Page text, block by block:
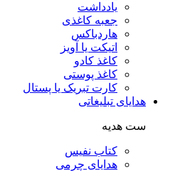
یادداشت
جعبه کاغذی
هاردباکس
اتیکت یا آویز
کاغذ کادو
کاغذ پوستی
کارت تبریک یا پستال
هدایای تبلیغاتی
ست هدیه
کتاب نفیس
هدایای چرمی